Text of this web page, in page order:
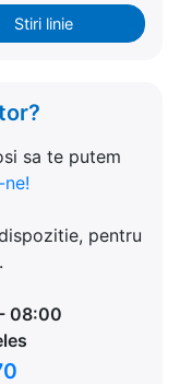
Stiri linie
sa te putem
pentru
08:00